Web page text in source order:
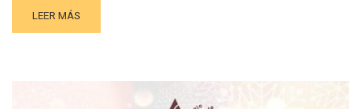
LEER MÁS